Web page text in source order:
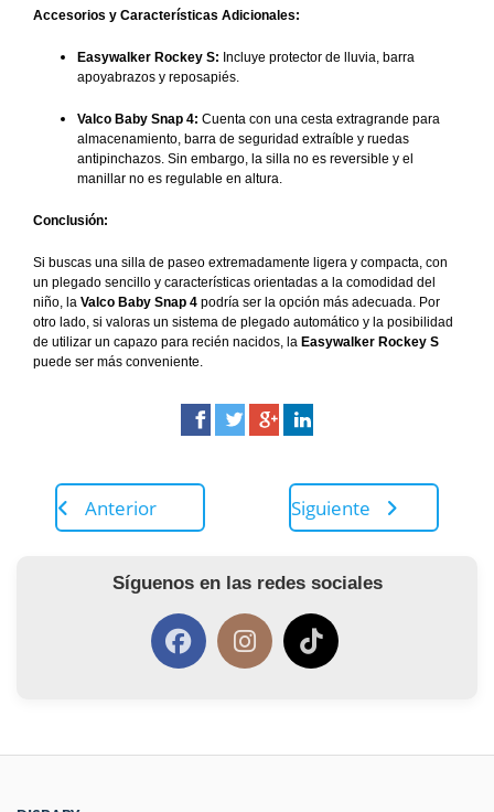
Accesorios y Características Adicionales:
Easywalker Rockey S: Incluye protector de lluvia, barra
apoyabrazos y reposapiés.
Valco Baby Snap 4: Cuenta con una cesta extragrande para
almacenamiento, barra de seguridad extraíble y ruedas
antipinchazos. Sin embargo, la silla no es reversible y el
manillar no es regulable en altura.
Conclusión:
Si buscas una silla de paseo extremadamente ligera y compacta, con
un plegado sencillo y características orientadas a la comodidad del
niño, la Valco Baby Snap 4 podría ser la opción más adecuada. Por
otro lado, si valoras un sistema de plegado automático y la posibilidad
de utilizar un capazo para recién nacidos, la Easywalker Rockey S
puede ser más conveniente.
Anterior Siguiente
Síguenos en las redes sociales